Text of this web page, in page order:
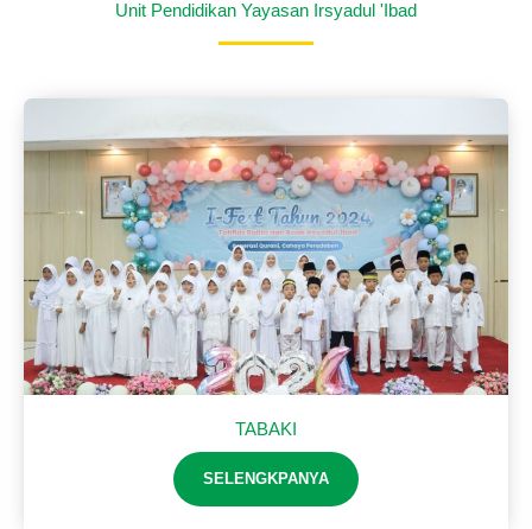
Unit Pendidikan Yayasan Irsyadul 'Ibad
TABAKI
SELENGKPANYA